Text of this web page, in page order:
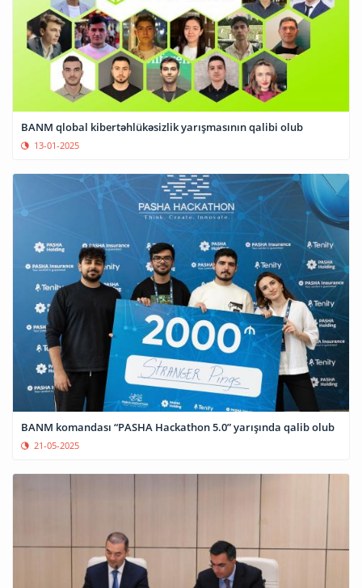
BANM qlobal kibertəhlükəsizlik yarışmasının qalibi olub
13-01-2025
BANM komandası “PASHA Hackathon 5.0” yarışında qalib olub
21-05-2025